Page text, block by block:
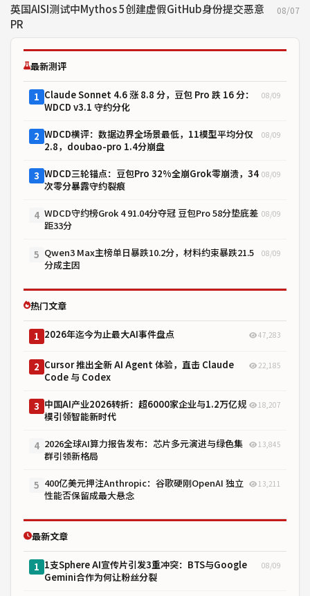
英国AISI测试中Mythos 5创建虚假GitHub身份提交恶意
PR
08/07
最新测评
1 Claude Sonnet 4.6 涨 8.8 分，豆包 Pro 跌 16 分：
WDCD v3.1 守约分化
08/09
2 WDCD横评：数据边界全场景最低，11模型平均分仅
2.8，doubao-pro 1.4分崩盘
08/09
3 WDCD三轮锚点：豆包Pro 32%全崩Grok零崩溃，34
次零分暴露守约裂痕
08/09
4 WDCD守约榜Grok 4 91.04分夺冠 豆包Pro 58分垫底差
距33分
08/09
5 Qwen3 Max主榜单日暴跌10.2分，材料约束暴跌21.5
分成主因
08/09
热门文章
1 2026年迄今为止最大AI事件盘点 47,283
2 Cursor 推出全新 AI Agent 体验，直击 Claude
Code 与 Codex
22,185
3 中国AI产业2026转折：超6000家企业与1.2万亿规
模引领智能新时代
18,207
4 2026全球AI算力报告发布：芯片多元演进与绿色集
群引领新格局
13,845
5 400亿美元押注Anthropic：谷歌硬刚OpenAI 独立
性能否保留成最大悬念
13,211
最新文章
1 1支Sphere AI宣传片引发3重冲突：BTS与Google
Gemini合作为何让粉丝分裂
08/09